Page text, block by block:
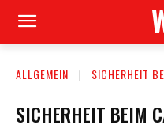
ALLGEMEIN SICHERHEIT
SICHERHEIT BEIM